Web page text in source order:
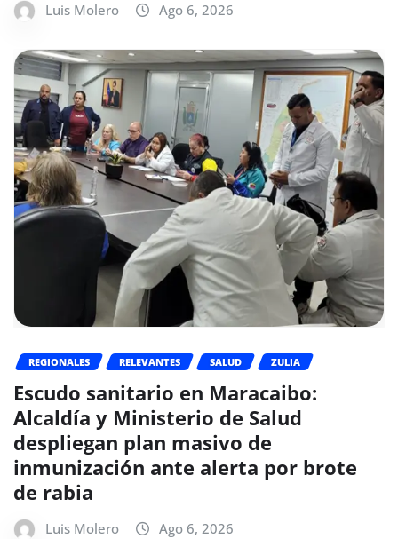
Luis Molero Ago 6, 2026
REGIONALES RELEVANTES SALUD ZULIA
Escudo sanitario en Maracaibo:
Alcaldía y Ministerio de Salud
despliegan plan masivo de
inmunización ante alerta por brote
de rabia
Luis Molero Ago 6, 2026